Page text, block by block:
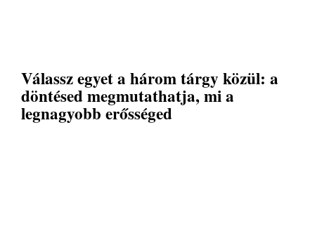
Válassz egyet a három tárgy közül: a
döntésed megmutathatja, mi a
legnagyobb erősséged